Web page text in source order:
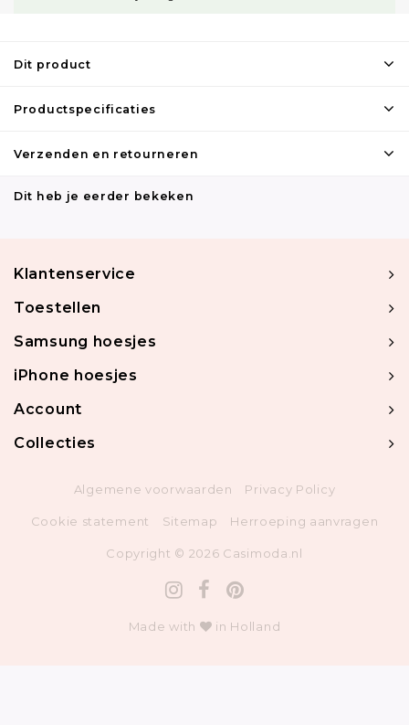
Dit product
Productspecificaties
Verzenden en retourneren
Dit heb je eerder bekeken
Klantenservice
Toestellen
Samsung hoesjes
iPhone hoesjes
Account
Collecties
Algemene voorwaarden Privacy Policy
Cookie statement Sitemap Herroeping aanvragen
Copyright © 2026 Casimoda.nl
Made with in Holland